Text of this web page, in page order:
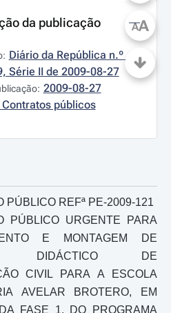
da publicação
Diário da República n.º
Série II de 2009-08-27
2009-08-27
Contratos públicos
PÚBLICO REFª PE-2009-121
PÚBLICO URGENTE PARA
E MONTAGEM DE
DIDÁCTICO DE
CIVIL PARA A ESCOLA
AVELAR BROTERO, EM
FASE 1, DO PROGRAMA
AA